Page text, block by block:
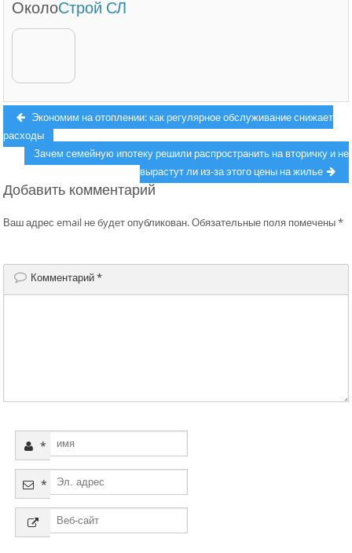
ОколоСтрой СЛ
Навигация
по
записям
Previous
post:
Экономим на отоплении: как регулярное обслуживание снижает
расходы
Next
Зачем семейную ипотеку решили распространить на вторичку и не
вырастут ли из-за этого цены на жилье
Добавить комментарий
Ваш адрес email не будет опубликован.Обязательные поля помечены*
Комментарий*
*
*